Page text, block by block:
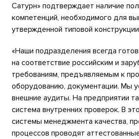
Сатурн» подтверждает наличие
компетенций, необходимого для
утвержденной типовой
«Наши подразделения всегда
на соответствие российским и
требованиям, предъявляемым к
оборудованию, документации. Мы
внешние аудиты. На предприятии
система внутренних проверок. В
системы менеджмента качества,
процессов проводят